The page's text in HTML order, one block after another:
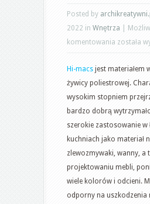
Posted by
2022 in Wnętrza
komentowania Materiały
solid
surface
została
Hi-macs jest materiałem
żywicy poliestrowej.
wysokim stopniem
bardzo dobrą
szerokie zastosowanie w
kuchniach jako materiał
zlewozmywaki, wanny, a
projektowaniu mebli,
wiele kolorów i odcieni.
odporny na uszkodzenia